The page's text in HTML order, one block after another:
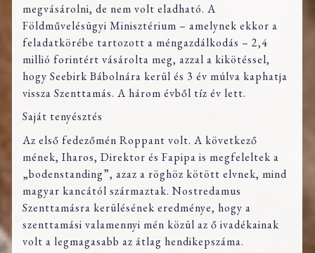
megvásárolni, de nem volt eladható. A
Földművelésügyi Minisztérium – amelynek ekkor a
feladatkörébe tartozott a méngazdálkodás – 2,4
millió forintért vásárolta meg, azzal a kikötéssel,
hogy Seebirk Bábolnára kerül és 3 év múlva kaphatja
vissza Szenttamás. A három évből tíz év lett.
Saját tenyésztés
Az első fedezőmén Roppant volt. A következő
mének, Iharos, Direktor és Fapipa is megfeleltek a
„bodenstanding”, azaz a röghöz kötött elvnek, mind
magyar kancától származtak. Nostredamus
Szenttamásra kerülésének eredménye, hogy a
szenttamási valamennyi mén közül az ő ivadékainak
volt a legmagasabb az átlag hendikepszáma.